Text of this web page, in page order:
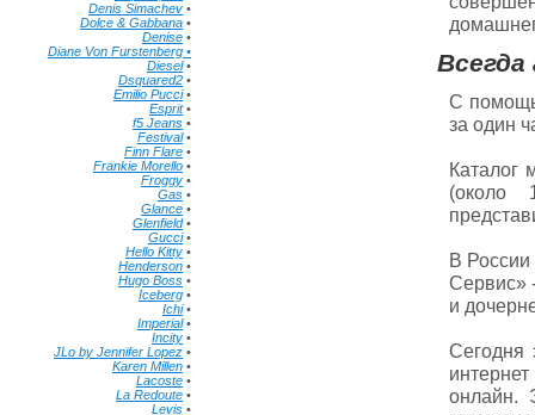
С
за один
Каталог
(около
В
Сервис»
и
Сегодня
онлайн.
Denis Simachev •
Dolce & Gabbana •
Denise •
Diane Von Furstenberg •
Diesel•
Dsquared2 •
Emilio Pucci•
Esprit•
f5 Jeans •
Festival•
Finn Flare •
Frankie Morello •
Froggy •
Gas •
Glance •
Glenfield•
Gucci•
Hello Kitty •
Henderson •
Hugo Boss •
Iceberg •
Ichi•
Imperial•
Incity •
JLo by Jennifer Lopez •
Karen Millen •
Lacoste •
La Redoute •
Levis •